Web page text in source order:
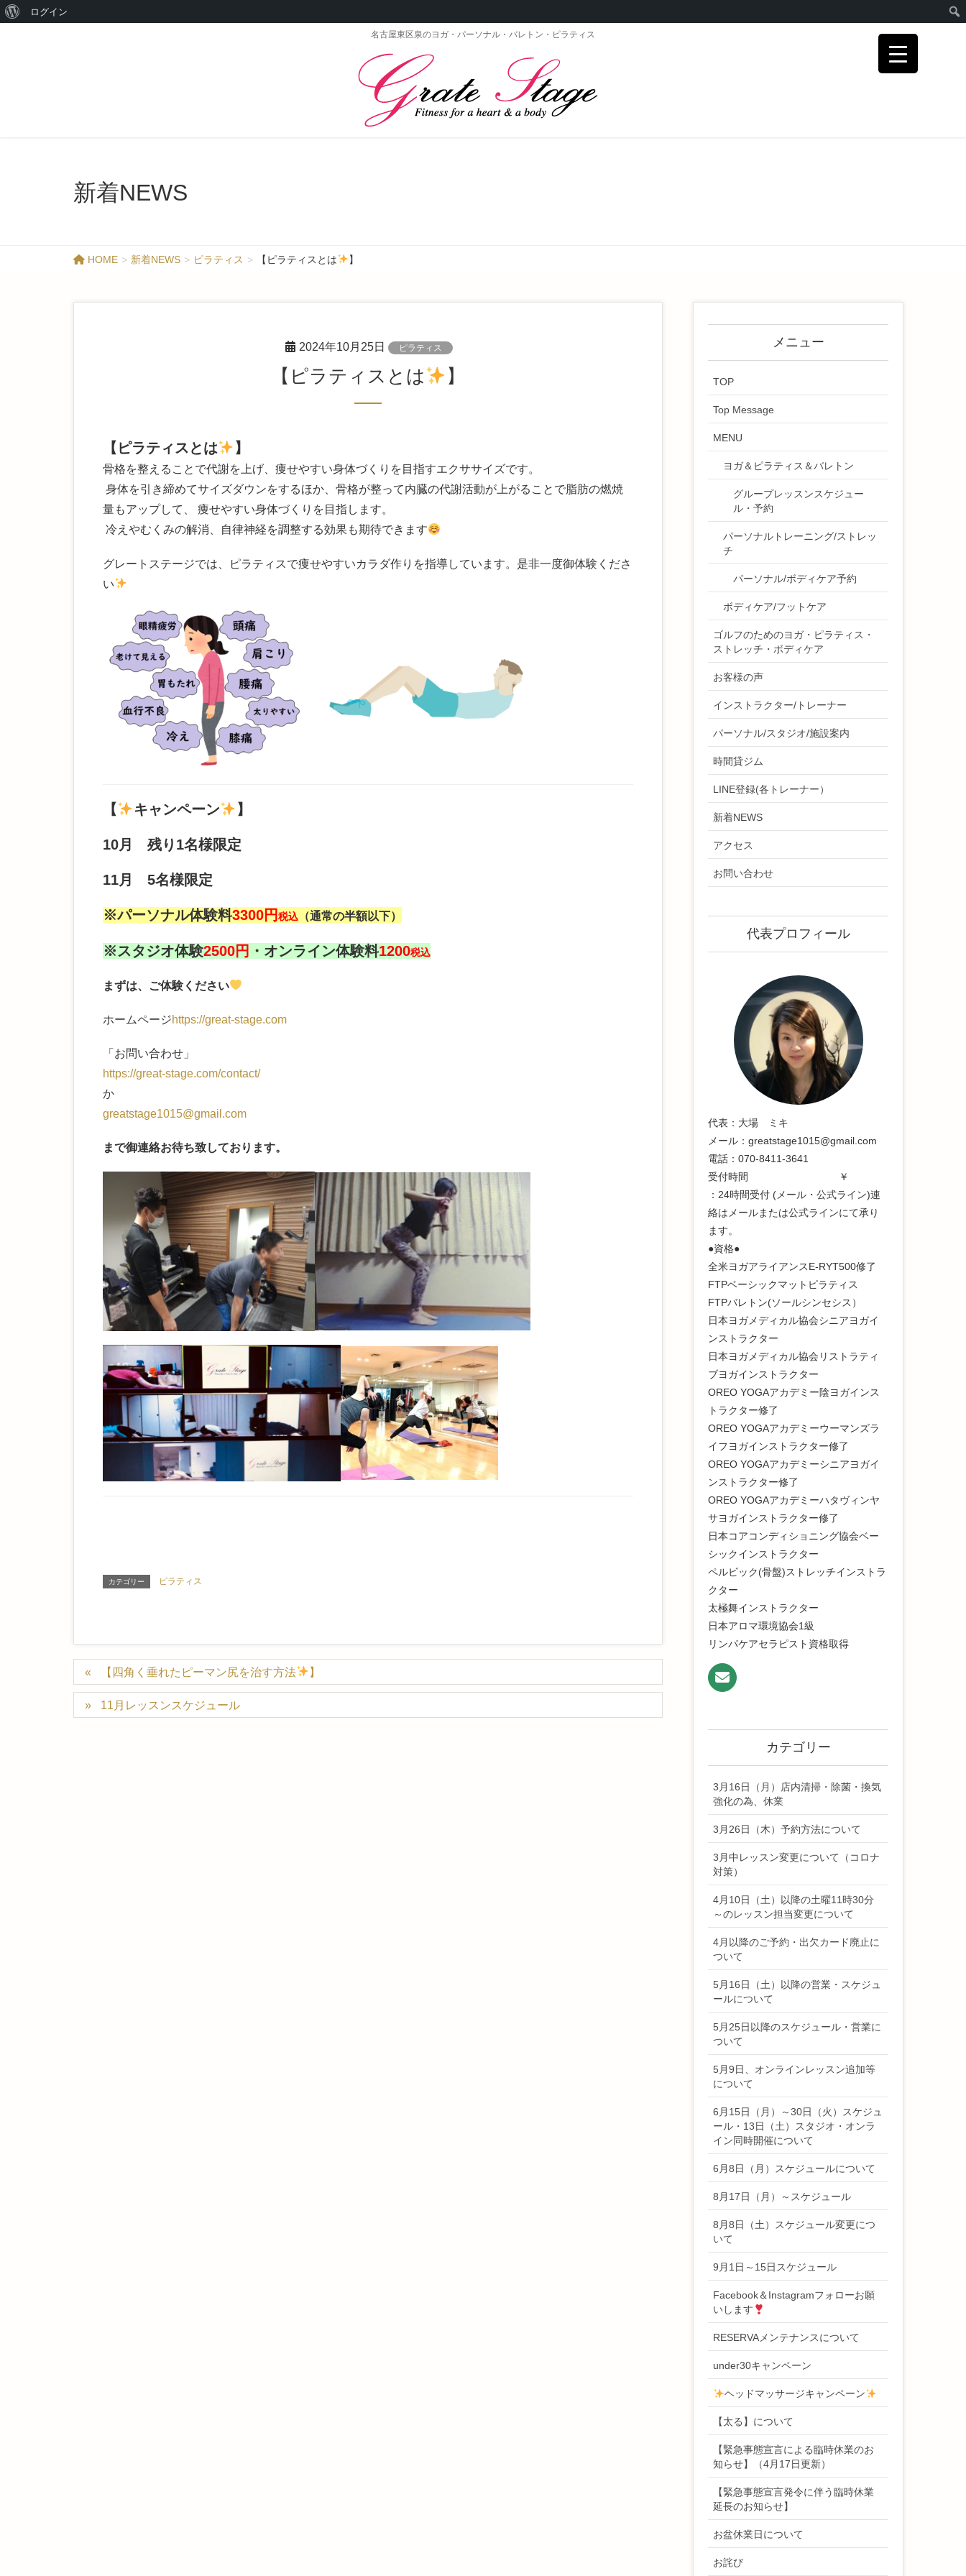
ログイン
名古屋東区泉のヨガ・パーソナル・バレトン・ピラティス
新着NEWS
HOME 新着NEWS ピラティス 【ピラティスとは 】
2024年10月25日 ピラティス
【ピラティスとは 】
【ピラティスとは 】
骨格を整えることで代謝を上げ、痩せやすい身体づくりを目指すエクササイズです。
身体を引き締めてサイズダウンをするほか、骨格が整って内臓の代謝活動が上がることで脂肪の燃焼
量もアップして、 痩せやすい身体づくりを目指します。
冷えやむくみの解消、自律神経を調整する効果も期待できます
グレートステージでは、ピラティスで痩せやすいカラダ作りを指導しています。是非一度御体験くださ
い
【 キャンペーン 】
10月 残り1名様限定
11月 5名様限定
※パーソナル体験料3300円税込 （通常の半額以下）
※スタジオ体験2500円 ・オンライン体験料1200税込
まずは、ご体験ください
ホームページhttps://great-stage.com
「お問い合わせ」
https://great-stage.com/contact/
か
greatstage1015@gmail.com
まで御連絡お待ち致しております。
カテゴリー ピラティス
【四角く垂れたピーマン尻を治す方法 】
11月レッスンスケジュール
メニュー
TOP
Top Message
MENU
ヨガ＆ピラティス＆バレトン
グループレッスンスケジュー
ル・予約
パーソナルトレーニング/ストレッ
チ
パーソナル/ボディケア予約
ボディケア/フットケア
ゴルフのためのヨガ・ピラティス・
ストレッチ・ボディケア
お客様の声
インストラクター/トレーナー
パーソナル/スタジオ/施設案内
時間貸ジム
LINE登録(各トレーナー）
新着NEWS
アクセス
お問い合わせ
代表プロフィール
代表：大場 ミキ
メール：greatstage1015@gmail.com
電話：070-8411-3641
受付時間 ￥
：24時間受付 (メール・公式ライン)連
絡はメールまたは公式ラインにて承り
ます。
●資格●
全米ヨガアライアンスE-RYT500修了
FTPベーシックマットピラティス
FTPバレトン(ソールシンセシス）
日本ヨガメディカル協会シニアヨガイ
ンストラクター
日本ヨガメディカル協会リストラティ
ブヨガインストラクター
OREO YOGAアカデミー陰ヨガインス
トラクター修了
OREO YOGAアカデミーウーマンズラ
イフヨガインストラクター修了
OREO YOGAアカデミーシニアヨガイ
ンストラクター修了
OREO YOGAアカデミーハタヴィンヤ
サヨガインストラクター修了
日本コアコンディショニング協会ベー
シックインストラクター
ペルビック(骨盤)ストレッチインストラ
クター
太極舞インストラクター
日本アロマ環境協会1級
リンパケアセラピスト資格取得
カテゴリー
3月16日（月）店内清掃・除菌・換気
強化の為、休業
3月26日（木）予約方法について
3月中レッスン変更について（コロナ
対策）
4月10日（土）以降の土曜11時30分
～のレッスン担当変更について
4月以降のご予約・出欠カード廃止に
ついて
5月16日（土）以降の営業・スケジュ
ールについて
5月25日以降のスケジュール・営業に
ついて
5月9日、オンラインレッスン追加等
について
6月15日（月）～30日（火）スケジュ
ール・13日（土）スタジオ・オンラ
イン同時開催について
6月8日（月）スケジュールについて
8月17日（月）～スケジュール
8月8日（土）スケジュール変更につ
いて
9月1日～15日スケジュール
Facebook＆Instagramフォローお願
いします
RESERVAメンテナンスについて
under30キャンペーン
ヘッドマッサージキャンペーン
【太る】について
【緊急事態宣言による臨時休業のお
知らせ】（4月17日更新）
【緊急事態宣言発令に伴う臨時休業
延長のお知らせ】
お盆休業日について
お詫び